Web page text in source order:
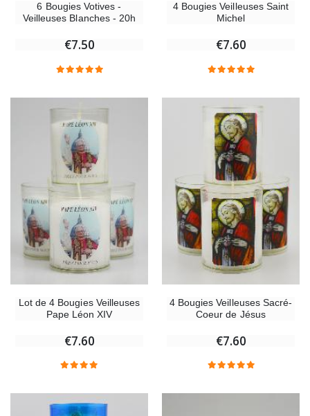
6 Bougies Votives -
Veilleuses Blanches - 20h
€7.50
4 Bougies Veilleuses Saint
Michel
€7.60
Lot de 4 Bougies Veilleuses
Pape Léon XIV
€7.60
4 Bougies Veilleuses Sacré-
Coeur de Jésus
€7.60